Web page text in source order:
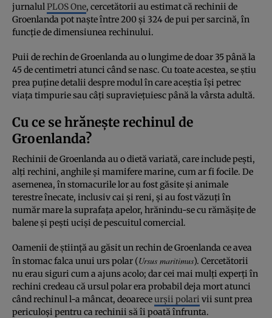
jurnalulPLOS One, cercetătorii au estimat că rechinii de
Groenlanda pot naște între 200 și 324 de pui per sarcină, în
funcție de dimensiunea rechinului.
Puii de rechin de Groenlanda au o lungime de doar 35 până la
45 de centimetri atunci când se nasc. Cu toate acestea, se știu
prea puține detalii despre modul în care aceștia își petrec
viața timpurie sau câți supraviețuiesc până la vârsta adultă.
Cu ce se hrănește rechinul de
Groenlanda?
Rechinii de Groenlanda au o dietă variată, care include pești,
alți rechini, anghile și mamifere marine, cum ar fi focile. De
asemenea, în stomacurile lor au fost găsite și animale
terestre înecate, inclusiv cai și reni, și au fost văzuți în
număr mare la suprafața apelor, hrănindu-se cu rămășițe de
balene și pești uciși de pescuitul comercial.
Oamenii de știință au găsit un rechin de Groenlanda ce avea
în stomac falca unui urs polar (Ursus maritimus). Cercetătorii
nu erau siguri cum a ajuns acolo; dar cei mai mulți experți în
rechini credeau că ursul polar era probabil deja mort atunci
când rechinul l-a mâncat, deoareceurșii polari vii sunt prea
periculoși pentru ca rechinii să îi poată înfrunta.